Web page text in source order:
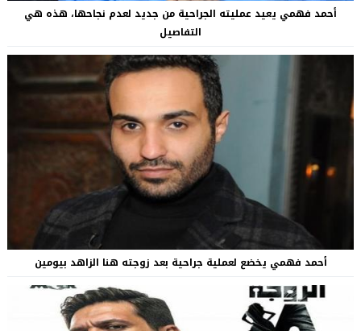
أحمد فهمي يعيد عمليته الجراحية من جديد لعدم نجاحها، هذه هي
التفاصيل
أحمد فهمي يخضع لعملية جراحية بعد زوجته هنا الزاهد بيومين